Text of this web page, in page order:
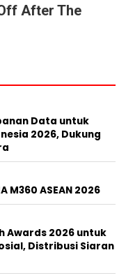
After The
Data untuk
2026, Dukung
M360 ASEAN 2026
Awards 2026 untuk
Distribusi Siaran